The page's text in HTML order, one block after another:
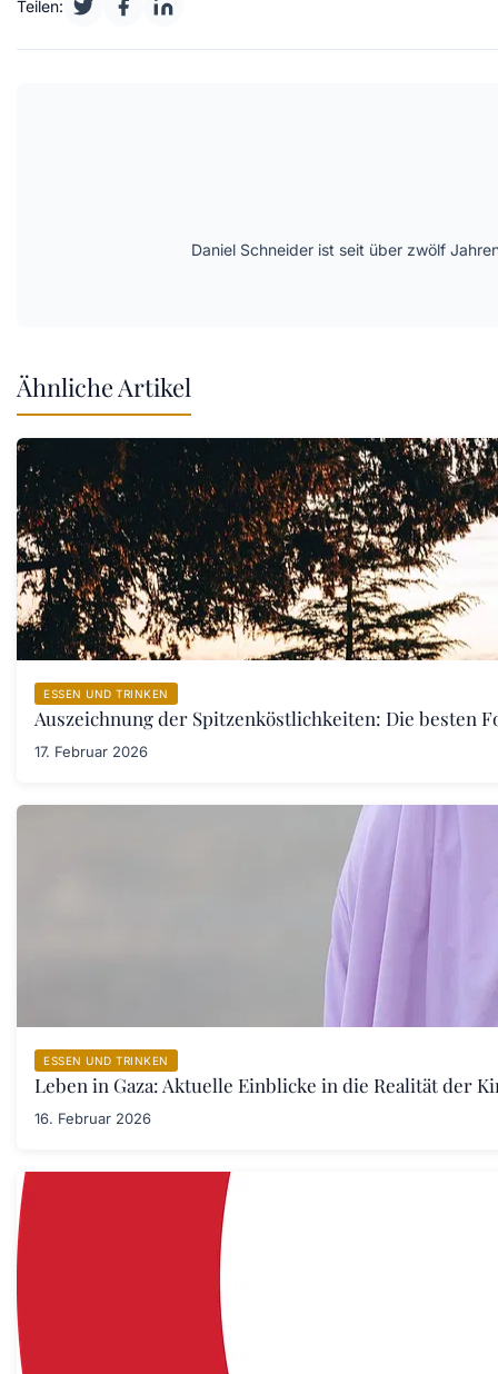
Teilen:
Daniel Schneider ist seit über zwölf
Ähnliche Artikel
ESSEN UND TRINKEN
Auszeichnung der Spitzenköstlichkeiten: Die besten
17. Februar 2026
ESSEN UND TRINKEN
Leben in Gaza: Aktuelle Einblicke in die Realität der
16. Februar 2026